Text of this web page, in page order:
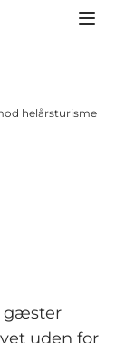
helårsturisme
gæster
uden for